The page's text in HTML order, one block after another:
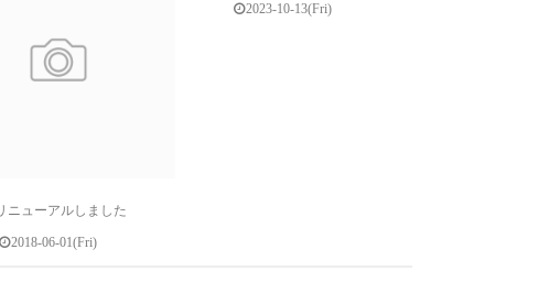
ニューアルしました
2018-06-01(Fri)
2023-10-13(Fri)